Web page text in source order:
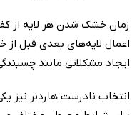
زمان خشک شدن هر لایه از
اعمال لایه‌های بعدی قبل
ایجاد مشکلاتی مانند
انتخاب نادرست هاردنر